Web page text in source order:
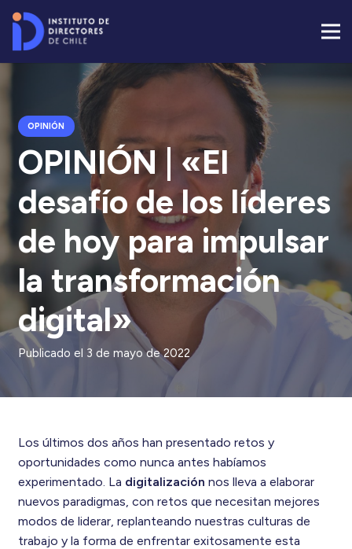
OPINIÓN
OPINIÓN | «El
desafío de los líderes
de hoy para impulsar
la transformación
digital»
Publicado el 3 de mayo de 2022
Los últimos dos años han presentado retos y
oportunidades como nunca antes habíamos
experimentado. La digitalización nos lleva a elaborar
nuevos paradigmas, con retos que necesitan mejores
modos de liderar, replanteando nuestras culturas de
trabajo y la forma de enfrentar exitosamente esta